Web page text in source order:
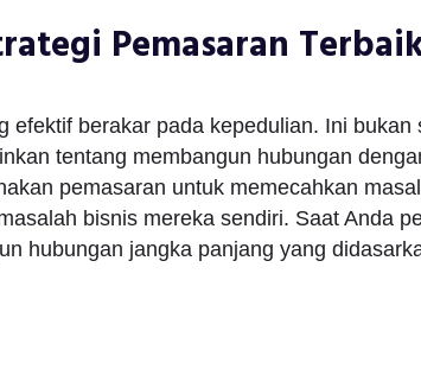
Pemasaran
efektif berakar pada kepedulian. Ini
tentang membangun hubungan
pemasaran untuk memecahkan
bisnis mereka sendiri. Saat Anda
hubungan jangka panjang yang